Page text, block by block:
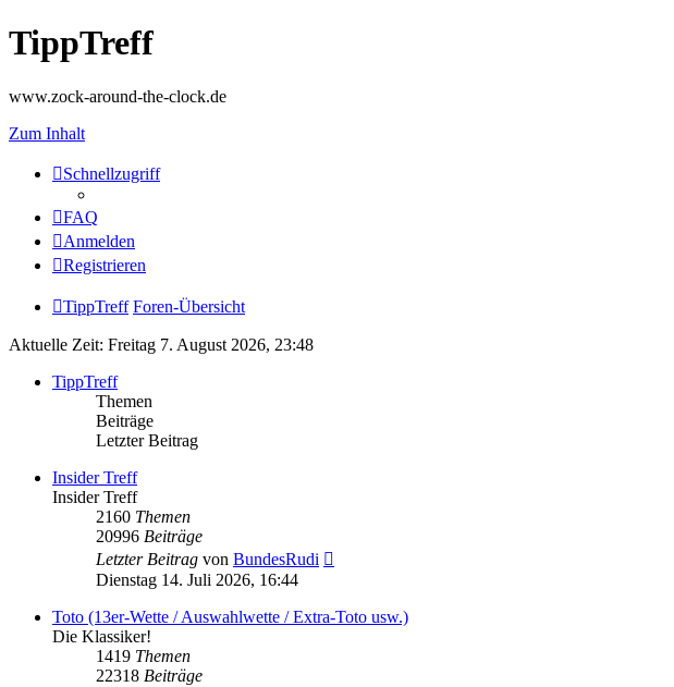
TippTreff
www.zock-around-the-clock.de
Zum Inhalt
Schnellzugriff
FAQ
Anmelden
Registrieren
TippTreff Foren-Übersicht
Aktuelle Zeit: Freitag 7. August 2026, 23:48
TippTreff
Themen
Beiträge
Letzter Beitrag
Insider Treff
Insider Treff
2160 Themen
20996 Beiträge
Letzter Beitrag von BundesRudi
Dienstag 14. Juli 2026, 16:44
Toto (13er-Wette / Auswahlwette / Extra-Toto usw.)
Die Klassiker!
1419 Themen
22318 Beiträge